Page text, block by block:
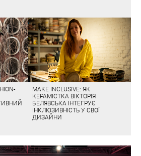
MAKE INCLUSIVE: ЯК
КЕРАМІСТКА ВІКТОРІЯ
БЕЛЯВСЬКА ІНТЕГРУЄ
ІНКЛЮЗИВНІСТЬ У СВОЇ
ДИЗАЙНИ